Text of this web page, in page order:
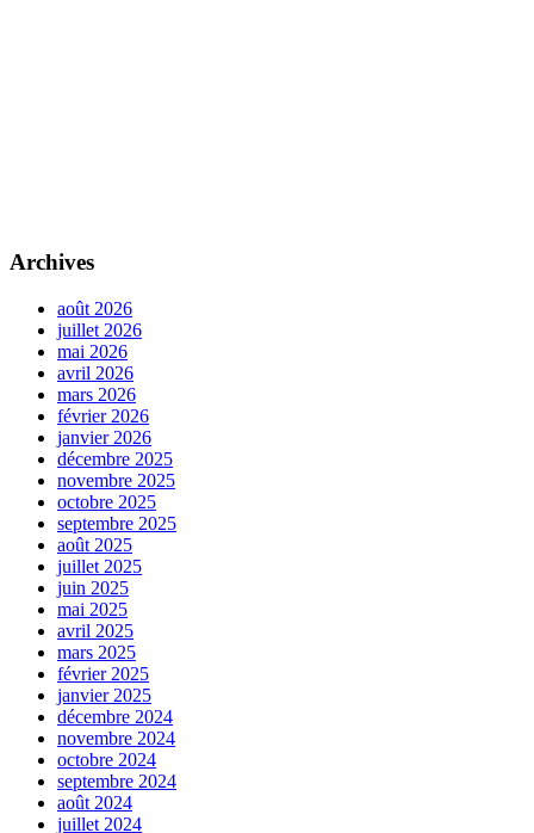
Archives
août 2026
juillet 2026
mai 2026
avril 2026
mars 2026
février 2026
janvier 2026
décembre 2025
novembre 2025
octobre 2025
septembre 2025
août 2025
juillet 2025
juin 2025
mai 2025
avril 2025
mars 2025
février 2025
janvier 2025
décembre 2024
novembre 2024
octobre 2024
septembre 2024
août 2024
juillet 2024